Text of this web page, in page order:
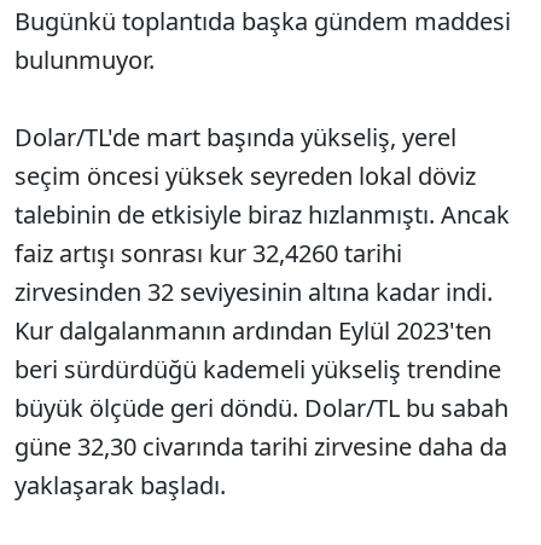
Bugünkü toplantıda başka gündem maddesi
bulunmuyor.
Dolar/TL'de mart başında yükseliş, yerel
seçim öncesi yüksek seyreden lokal döviz
talebinin de etkisiyle biraz hızlanmıştı. Ancak
faiz artışı sonrası kur 32,4260 tarihi
zirvesinden 32 seviyesinin altına kadar indi.
Kur dalgalanmanın ardından Eylül 2023'ten
beri sürdürdüğü kademeli yükseliş trendine
büyük ölçüde geri döndü. Dolar/TL bu sabah
güne 32,30 civarında tarihi zirvesine daha da
yaklaşarak başladı.